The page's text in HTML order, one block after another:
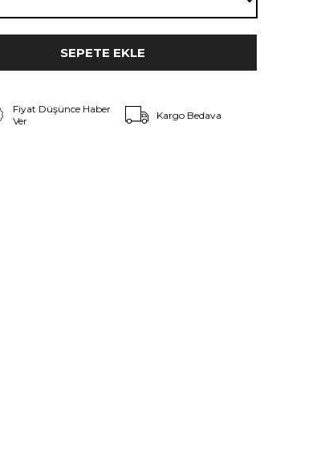
Fiyat Düşünce Haber
Ver
Kargo Bedava